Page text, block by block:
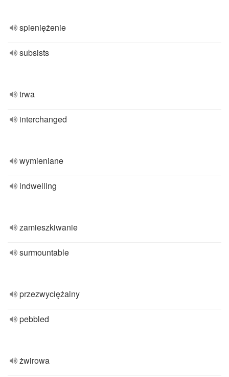
spieniężenie
subsists
trwa
interchanged
wymieniane
indwelling
zamieszkiwanie
surmountable
przezwyciężalny
pebbled
żwirowa